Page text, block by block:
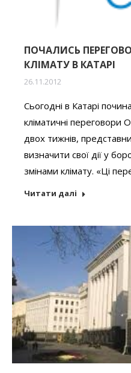
ПОЧАЛИСЬ
КЛІМАТУ В КАТАРІ
26.11.2012
Сьогодні в Катарі
кліматичні
двох тижнів,
визначити свої дії у
змінами клімату. «Ці
Читати далі